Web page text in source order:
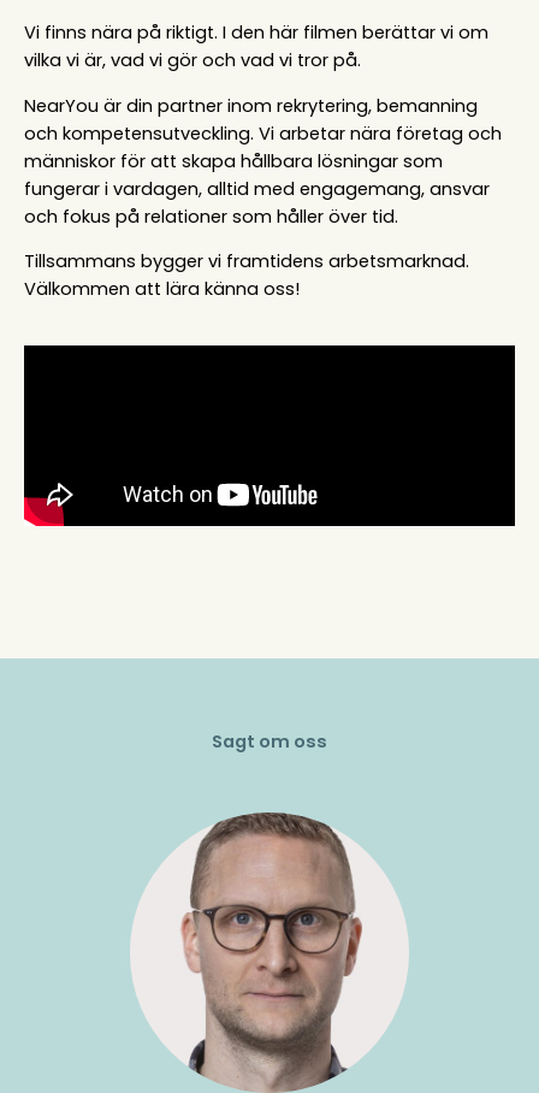
Vi finns nära på riktigt. I den här filmen berättar vi om
vilka vi är, vad vi gör och vad vi tror på.
NearYou är din partner inom rekrytering, bemanning
och kompetensutveckling. Vi arbetar nära företag och
människor för att skapa hållbara lösningar som
fungerar i vardagen, alltid med engagemang, ansvar
och fokus på relationer som håller över tid.
Tillsammans bygger vi framtidens arbetsmarknad.
Välkommen att lära känna oss!
Sagt om oss